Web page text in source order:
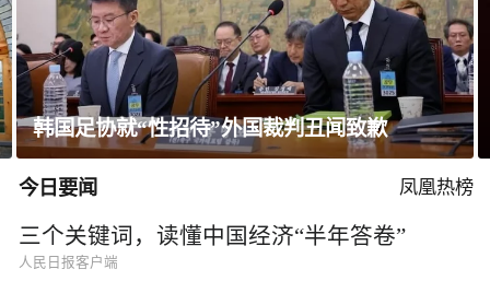
一条隐蔽精干、长期潜伏的道路
今日要闻 凤凰热榜
三个关键词，读懂中国经济“半年答卷”
人民日报客户端